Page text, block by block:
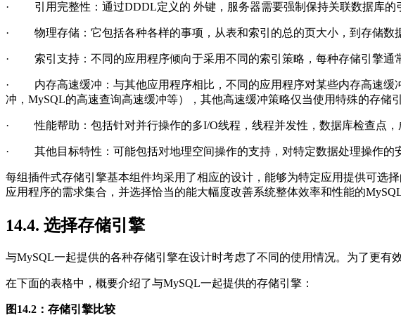
· 引用完整性： 通过DDDL定义的 外键，服务器需要强制保持关联数据库的
· 物理存储：它包括各种各样的事项，从表和索引的总的页大小，到存储数
· 索引支持：不同的应用程序倾向于采用不同的索引策略，每种存储引擎
· 内存高速缓冲：与其他应用程序相比，不同的应用程序对某些内存高速缓
冲， MySQL的高速查询高速缓冲等），其他高速缓冲策略仅当使用特殊的存储
· 性能帮助： 包括针对并行操作的多I/O线程，线程并发性，数据库检查点，
· 其他目标特性： 可能包括对地理空间操作的支持，对特定数据处理操作的
每组插件式存储引擎基本组件均采用了相应的设计，能够为特定应用提供可选
应用程序的需求集合，并选择恰当的能大幅度改善系统整体效率和性能的
14.4. 选择存储引擎
与MySQL一起提供的各种存储引擎在设计时考虑了不同的使用情况。为了更有
在下面的表格中，概要介绍了与MySQL一起提供的存储引擎：
图14.2：存储引擎比较